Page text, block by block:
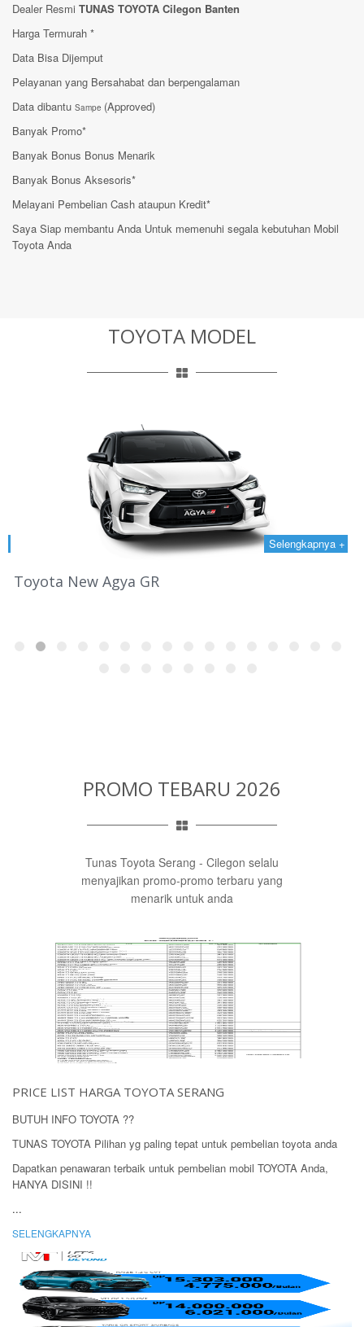
Dealer Resmi TUNAS TOYOTA Cilegon Banten
Harga Termurah *
Data Bisa Dijemput
Pelayanan yang Bersahabat dan berpengalaman
Data dibantu Sampe (Approved)
Banyak Promo*
Banyak Bonus Bonus Menarik
Banyak Bonus Aksesoris*
Melayani Pembelian Cash ataupun Kredit*
Saya Siap membantu Anda Untuk memenuhi segala kebutuhan Mobil
Toyota Anda
TOYOTA MODEL
Selengkapnya +
Toyota New Agya GR
PROMO TEBARU 2026
Tunas Toyota Serang - Cilegon selalu
menyajikan promo-promo terbaru yang
menarik untuk anda
PRICE LIST HARGA TOYOTA SERANG
BUTUH INFO TOYOTA ??
TUNAS TOYOTA Pilihan yg paling tepat untuk pembelian toyota anda
Dapatkan penawaran terbaik untuk pembelian mobil TOYOTA Anda,
HANYA DISINI !!
...
SELENGKAPNYA